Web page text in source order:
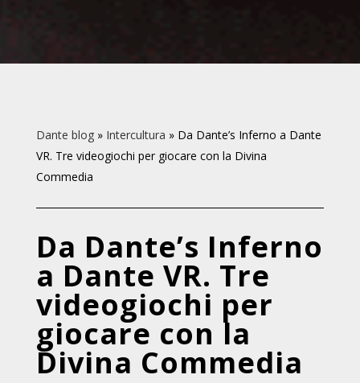
Dante blog» Intercultura » Da Dante’s Inferno a Dante
VR. Tre videogiochi per giocare con la Divina
Commedia
Da Dante’s Inferno
a Dante VR. Tre
videogiochi per
giocare con la
Divina Commedia